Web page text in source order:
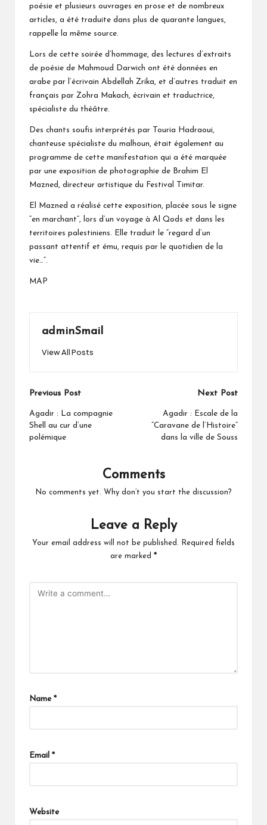
poésie et plusieurs ouvrages en prose et de nombreux
articles, a été traduite dans plus de quarante langues,
rappelle la même source.
Lors de cette soirée d’hommage, des lectures d’extraits
de poésie de Mahmoud Darwich ont été données en
arabe par l’écrivain Abdellah Zrika, et d’autres traduit en
français par Zohra Makach, écrivain et traductrice,
spécialiste du théâtre.
Des chants soufis interprétés par Touria Hadraoui,
chanteuse spécialiste du malhoun, était également au
programme de cette manifestation qui a été marquée
par une exposition de photographie de Brahim El
Mazned, directeur artistique du Festival Timitar.
El Mazned a réalisé cette exposition, placée sous le signe
“en marchant”, lors d’un voyage à Al Qods et dans les
territoires palestiniens. Elle traduit le “regard d’un
passant attentif et ému, requis par le quotidien de la
vie…”.
MAP
adminSmail
View All Posts
Post
navigation
Previous Post
Agadir : La compagnie
Shell au cur d’une
polémique
Next Post
Agadir : Escale de la
”Caravane de l’Histoire”
dans la ville de Souss
Comments
No comments yet. Why don’t you start the discussion?
Leave a Reply
Your email address will not be published.
Required fields
are marked *
Name *
Email *
Website